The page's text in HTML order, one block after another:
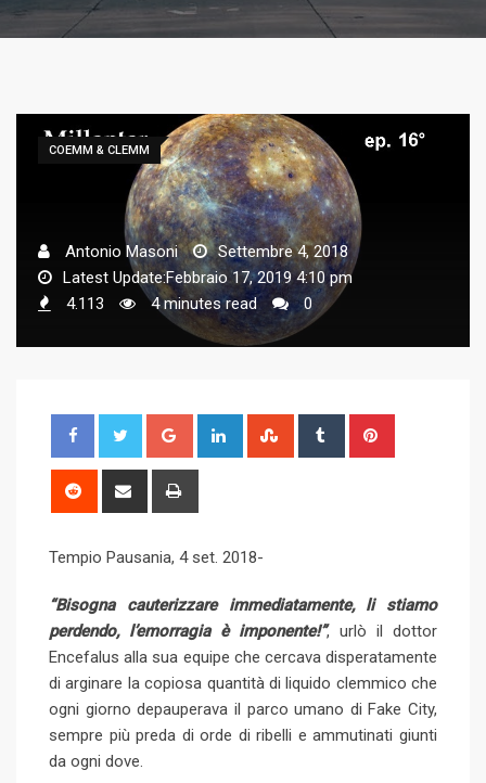
COEMM & CLEMM
Antonio Masoni
Settembre 4, 2018
Latest Update:Febbraio 17, 2019 4:10 pm
4.113
4 minutes read 0
e
d
n
U
p
o
n
s
t
d
t
r
v
i
a
E
m
a
n
Tempio Pausania, 4 set. 2018-
“Bisogna cauterizzare immediatamente, li stiamo
perdendo, l’emorragia è imponente!”, urlò il dottor
Encefalus alla sua equipe che cercava disperatamente
di arginare la copiosa quantità di liquido clemmico che
ogni giorno depauperava il parco umano di Fake City,
sempre più preda di orde di ribelli e ammutinati giunti
da ogni dove.